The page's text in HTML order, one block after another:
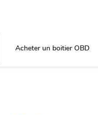
Acheter un boitier OBD